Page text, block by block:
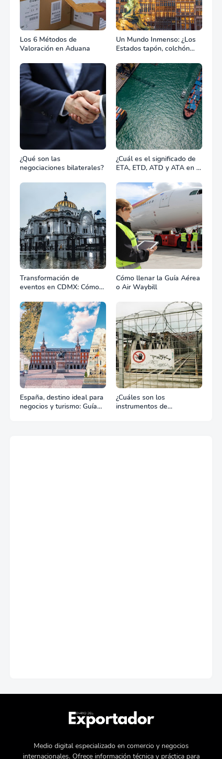
Los 6 Métodos de
Valoración en Aduana
Un Mundo Inmenso: ¿Los
Estados tapón, colchón
combate?
¿Qué son las
negociaciones bilaterales?
¿Cuál es el significado de
ETA, ETD, ATD y ATA en el
Transformación de
eventos en CDMX: Cómo
equipos define el éxito de
tu celebración
Cómo llenar la Guía Aérea
o Air Waybill
España, destino ideal para
negocios y turismo: Guía
¿Cuáles son los
instrumentos de
Medio digital especializado en comercio y negocios
internacionales. Ofrece información técnica y práctica para